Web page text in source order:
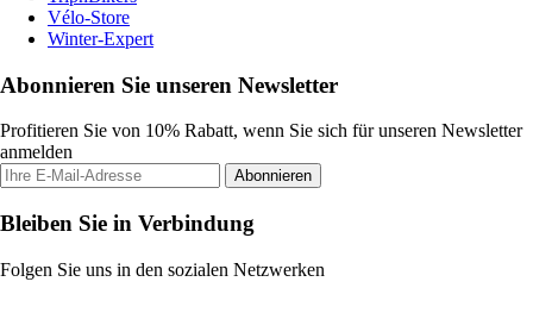
Vélo-Store
Winter-Expert
Abonnieren Sie unseren Newsletter
Profitieren Sie von 10% Rabatt, wenn Sie sich für unseren Newsletter
anmelden
Abonnieren
Bleiben Sie in Verbindung
Folgen Sie uns in den sozialen Netzwerken